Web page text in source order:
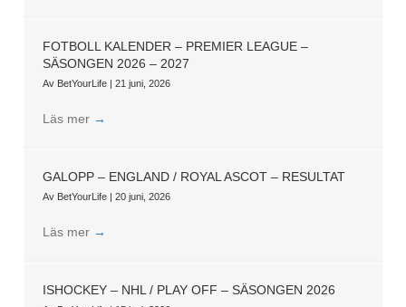
FOTBOLL KALENDER – PREMIER LEAGUE –
SÄSONGEN 2026 – 2027
Av BetYourLife | 21 juni, 2026
Läs mer →
GALOPP – ENGLAND / ROYAL ASCOT – RESULTAT
Av BetYourLife | 20 juni, 2026
Läs mer →
ISHOCKEY – NHL / PLAY OFF – SÄSONGEN 2026